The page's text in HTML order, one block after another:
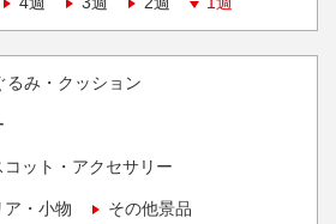
るみ・クッション
ット・アクセサリー
・小物 その他景品